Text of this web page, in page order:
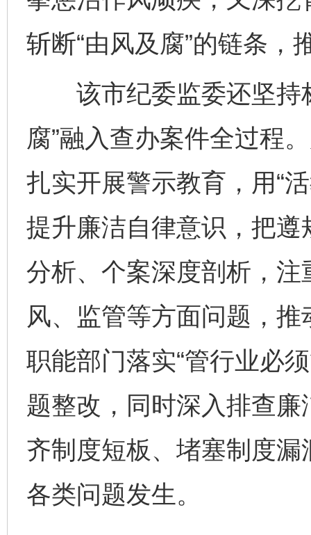
斩断“由风及腐”的链条，
该市纪委监委还坚持
腐”融入查办案件全过程
扎实开展警示教育，用“
提升廉洁自律意识，把
分析、个案深度剖析，
风、监管等方面问题，
职能部门落实“管行业必
题整改，同时深入排查
齐制度短板、堵塞制度
各类问题发生。
以产业富民促振兴